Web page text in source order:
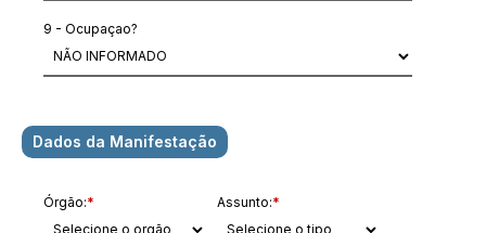
9 - Ocupaçao?
Dados da Manifestação
Órgão:* Assunto:*